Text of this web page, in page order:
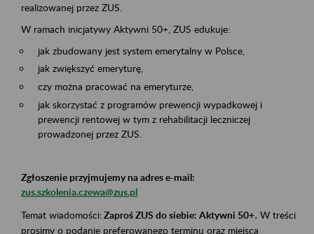
realizowanej przez ZUS.
W ramach inicjatywy Aktywni 50+, ZUS edukuje:
jak zbudowany jest system emerytalny w Polsce,
jak zwiększyć emeryturę,
czy można pracować na emeryturze,
jak skorzystać z programów prewencji wypadkowej i
prewencji rentowej w tym z rehabilitacji leczniczej
prowadzonej przez ZUS.
Zgłoszenie przyjmujemy na adres e-mail:
zus.szkolenia.czewa@zus.pl
Temat wiadomości:Zaproś ZUS do siebie: Aktywni 50+. W treści
prosimy o podanie preferowanego terminu oraz miejsca